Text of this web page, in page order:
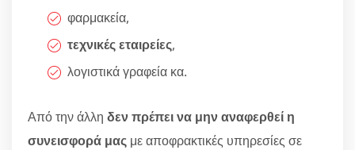
φαρμακεία,
τεχνικές εταιρείες,
λογιστικά γραφεία κα.
Από την άλλη δεν πρέπει να μην αναφερθεί η
συνεισφορά μας με αποφρακτικές υπηρεσίες σε